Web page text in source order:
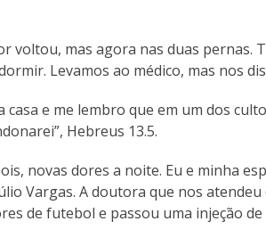
voltou, mas agora nas duas pernas.
Levamos ao médico, mas nos
casa e me lembro que em um dos
Hebreus 13.5.
novas dores a noite. Eu e minha
Vargas. A doutora que nos
de futebol e passou uma injeção